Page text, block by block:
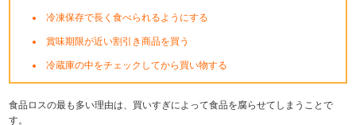
冷凍保存で長く食べられるようにする
賞味期限が近い割引き商品を買う
冷蔵庫の中をチェックしてから買い物する
食品ロスの最も多い理由は、買いすぎによって食品を腐らせてしまうことで
す。